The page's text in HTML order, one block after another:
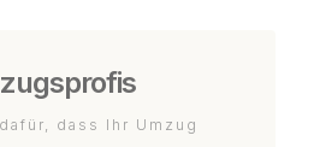
dass Ihr Umzug